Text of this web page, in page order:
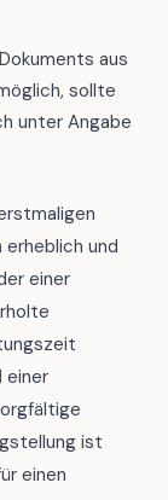
aus
sollte
unter Angabe
und
einer
einer
ist
einen